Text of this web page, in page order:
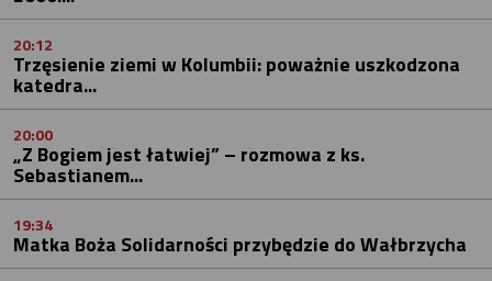
20:12
Trzęsienie ziemi w Kolumbii: poważnie uszkodzona
katedra...
20:00
„Z Bogiem jest łatwiej” – rozmowa z ks.
Sebastianem...
19:34
Matka Boża Solidarności przybędzie do Wałbrzycha